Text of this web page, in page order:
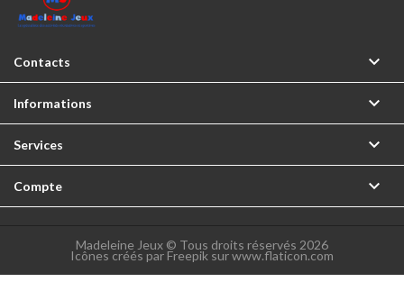
Contacts 
Informations 
Services 
Compte 
Madeleine Jeux © Tous droits réservés 2026
Icônes créés par Freepik sur www.flaticon.com